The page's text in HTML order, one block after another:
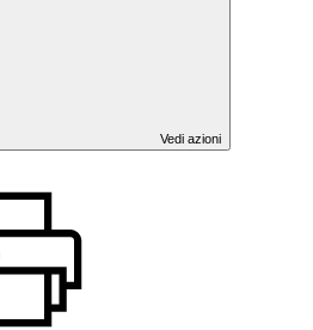
Vedi azioni